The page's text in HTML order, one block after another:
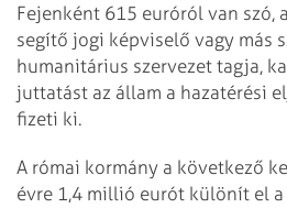
Fejenként 615 euróról van szó,
segítő jogi képviselő vagy más
humanitárius szervezet tagja,
juttatást az állam a hazatérési
fizeti ki.
A római kormány a következő
évre 1,4 millió eurót különít el